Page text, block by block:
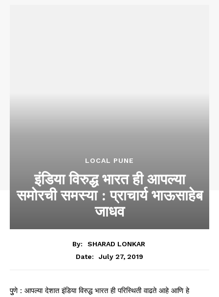
LOCAL PUNE
इंडिया विरुद्ध भारत ही आपल्या
समोरची समस्या : प्राचार्य भाऊसाहेब
जाधव
By:
SHARAD LONKAR
Date:
July 27, 2019
पुुणे : आपल्या देशात इंडिया विरुद्ध भारत ही परिस्थिती वाढते आहे आणि हे